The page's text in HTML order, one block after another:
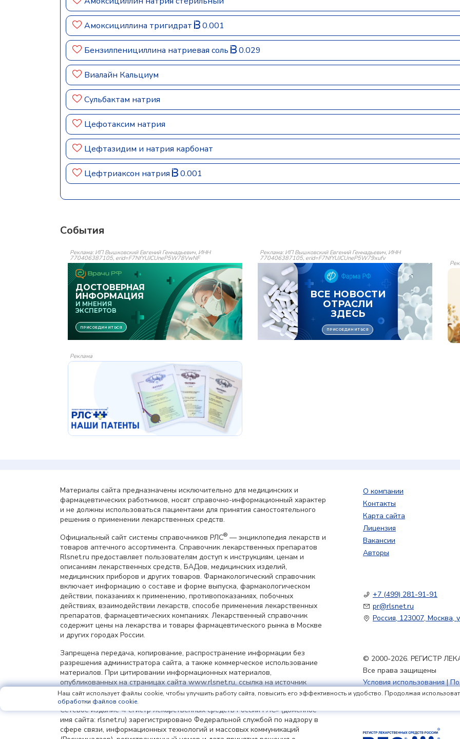
Амоксициллина тригидрат 0.001
Бензилпенициллина натриевая соль 0.029
Виалайн Кальциум
Сульбактам натрия
Цефотаксим натрия
Цефтазидим и натрия карбонат
Цефтриаксон натрия 0.001
События
Реклама: ИП Вышковский Евгений Геннадьевич, ИНН
770406387105, erid=F7NfYUJCUneP5W78VwNF
Реклама: ИП Вышковский Евгений Геннадьевич, ИНН
770406387105, erid=F7NfYUJCUneP5W79xufv
Реклама
Материалы сайта предназначены исключительно для медицинских и
фармацевтических работников, носят справочно-информационный характер
и не должны использоваться пациентами для принятия самостоятельного
решения о применении лекарственных средств.
Официальный сайт системы справочников РЛС® — энциклопедия лекарств и
товаров аптечного ассортимента. Справочник лекарственных препаратов
Rlsnet.ru предоставляет пользователям доступ к инструкциям, ценам и
описаниям лекарственных средств, БАДов, медицинских изделий,
медицинских приборов и других товаров. Фармакологический справочник
включает информацию о составе и форме выпуска, фармакологическом
действии, показаниях к применению, противопоказаниях, побочных
действиях, взаимодействии лекарств, способе применения лекарственных
препаратов, фармацевтических компаниях. Лекарственный справочник
содержит цены на лекарства и товары фармацевтического рынка в Москве
и других городах России.
Запрещена передача, копирование, распространение информации без
разрешения администратора сайта, а также коммерческое использование
материалов. При цитировании информационных материалов,
опубликованных на страницах сайта www.rlsnet.ru, ссылка на источник
информации обязательна.
Сетевое издание «Регистр лекарственных средств России РЛС» (доменное
имя сайта: rlsnet.ru) зарегистрировано Федеральной службой по надзору в
сфере связи, информационных технологий и массовых коммуникаций
О компании
Контакты
Карта сайта
Лицензия
Вакансии
Авторы
+7 (499) 281-91-91
pr@rlsnet.ru
Россия, 123007, Москва,
© 2000-2026. РЕГИСТР
Все права защищены
Условия использования|
Политика обработки
Наш сайт использует файлы cookie, чтобы улучшить работу сайта, повысить его эффективность и удобство. Продолжая
обработки файлов cookie.